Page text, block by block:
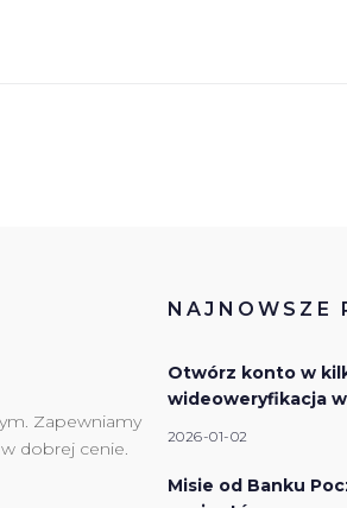
Zapewniamy
dobrej cenie.
NAJNOWSZE
Otwórz konto w
wideoweryfikacja
2026-01-02
Misie od Banku